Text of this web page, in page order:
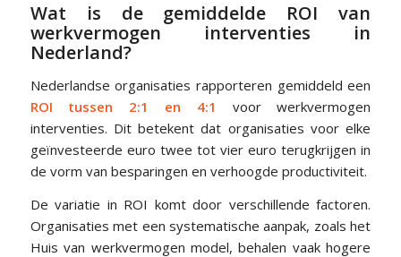
Wat is de gemiddelde ROI van
werkvermogen interventies in
Nederland?
Nederlandse organisaties rapporteren gemiddeld een
ROI tussen 2:1 en 4:1
voor werkvermogen
interventies. Dit betekent dat organisaties voor elke
geïnvesteerde euro twee tot vier euro terugkrijgen in
de vorm van besparingen en verhoogde productiviteit.
De variatie in ROI komt door verschillende factoren.
Organisaties met een systematische aanpak, zoals het
Huis van werkvermogen model, behalen vaak hogere